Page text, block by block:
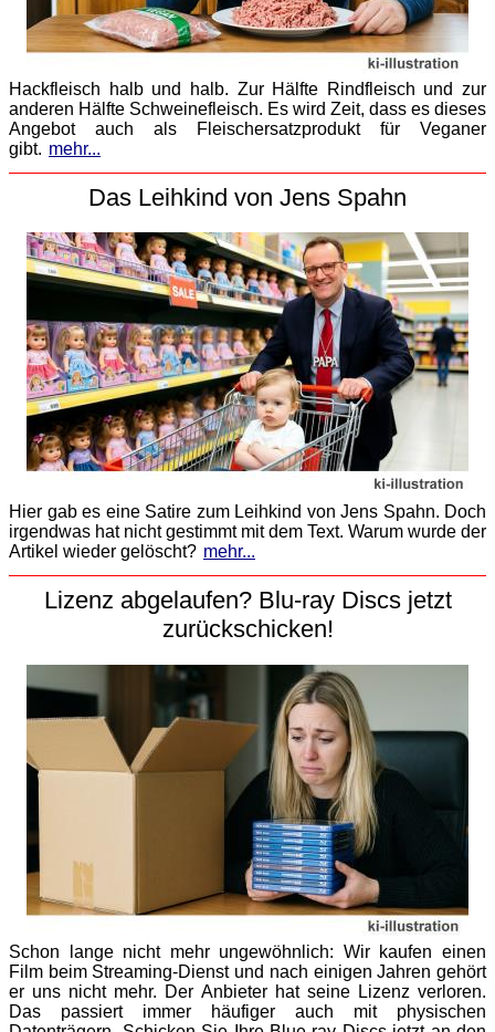
Hackfleisch halb und halb. Zur Hälfte Rindfleisch und zur
anderen Hälfte Schweinefleisch. Es wird Zeit, dass es dieses
Angebot auch als Fleischersatzprodukt für Veganer
gibt. mehr...
Das Leihkind von Jens Spahn
Hier gab es eine Satire zum Leihkind von Jens Spahn. Doch
irgendwas hat nicht gestimmt mit dem Text. Warum wurde der
Artikel wieder gelöscht? mehr...
Lizenz abgelaufen? Blu-ray Discs jetzt
zurückschicken!
Schon lange nicht mehr ungewöhnlich: Wir kaufen einen
Film beim Streaming-Dienst und nach einigen Jahren gehört
er uns nicht mehr. Der Anbieter hat seine Lizenz verloren.
Das passiert immer häufiger auch mit physischen